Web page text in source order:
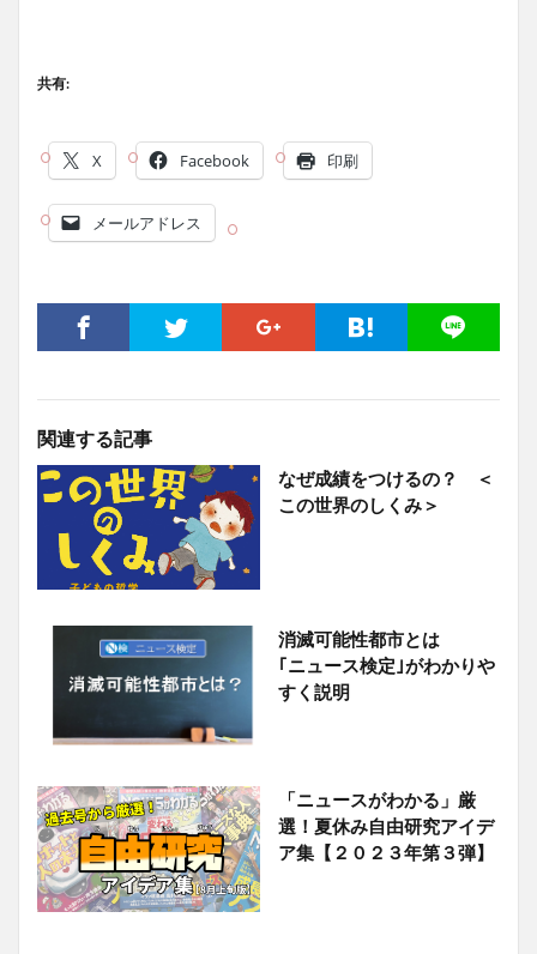
共有:
X Facebook 印刷
メールアドレス
関連する記事
なぜ成績をつけるの？ ＜
この世界のしくみ＞
消滅可能性都市とは
｢ニュース検定｣がわかりや
すく説明
「ニュースがわかる」厳
選！夏休み自由研究アイデ
ア集【２０２３年第３弾】